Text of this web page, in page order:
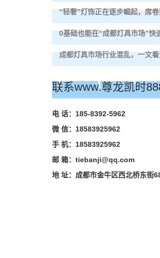
联系www.尊龙凯时
电 话：185-8392-5962
微 信：18583925962
手 机：18583925962
邮 箱： tiebanji@qq.com
地 址：成都市金牛区西北桥东街